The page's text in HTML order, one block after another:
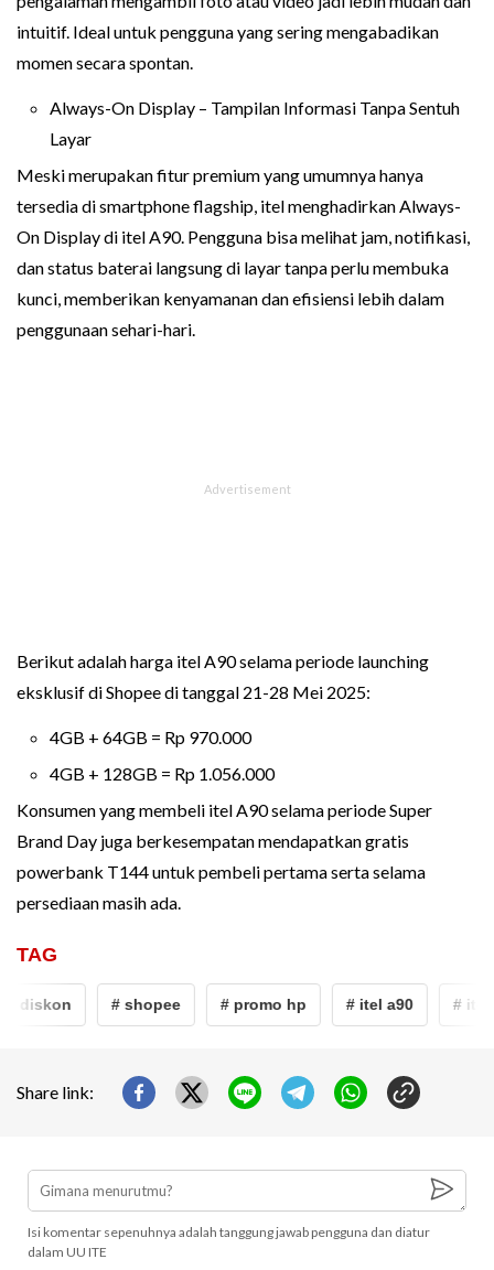
intuitif. Ideal untuk pengguna yang sering mengabadikan
momen secara spontan.
Always-On Display – Tampilan Informasi Tanpa Sentuh
Layar
Meski merupakan fitur premium yang umumnya hanya
tersedia di smartphone flagship, itel menghadirkan Always-
On Display di itel A90. Pengguna bisa melihat jam, notifikasi,
dan status baterai langsung di layar tanpa perlu membuka
kunci, memberikan kenyamanan dan efisiensi lebih dalam
penggunaan sehari-hari.
Berikut adalah harga itel A90 selama periode launching
eksklusif di Shopee di tanggal 21-28 Mei 2025:
4GB + 64GB = Rp 970.000
4GB + 128GB = Rp 1.056.000
Konsumen yang membeli itel A90 selama periode Super
Brand Day juga berkesempatan mendapatkan gratis
powerbank T144 untuk pembeli pertama serta selama
persediaan masih ada.
TAG
diskon # shopee # promo hp # itel a90 # itel
Share link:
Isi komentar sepenuhnya adalah tanggung jawab pengguna dan diatur
dalam UU ITE